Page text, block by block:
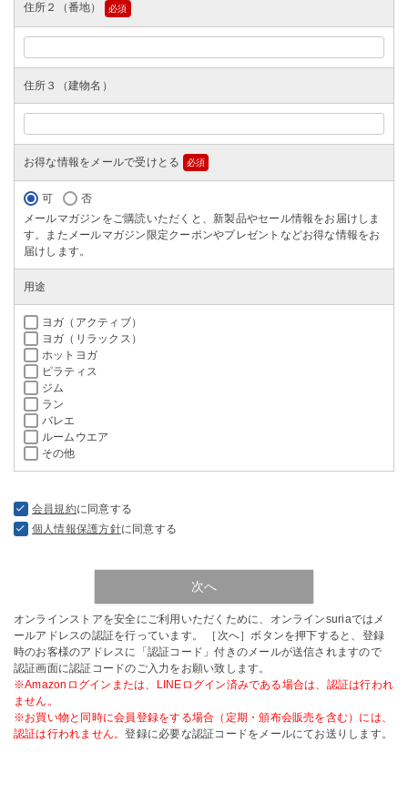
住所２（番地）
須)
住所３（建物名）
お得な情報をメールで受けとる
(必
可
否
メールマガジンをご購読いただくと、新製品やセール情報をお届けしま
す。またメールマガジン限定クーポンやプレゼントなどお得な情報をお
届けします。
用途
ヨガ（アクティブ）
ヨガ（リラックス）
ホットヨガ
ピラティス
ジム
ラン
バレエ
ルームウエア
その他
会員規約に同意する
個人情報保護方針に同意する
次へ
オンラインストアを安全にご利用いただくために、オンラインsuriaではメ
ールアドレスの認証を行っています。 ［次へ］ボタンを押下すると、登録
時のお客様のアドレスに「認証コード」付きのメールが送信されますので
認証画面に認証コードのご入力をお願い致します。
※Amazonログインまたは、LINEログイン済みである場合は、認証は行われ
ません。
※お買い物と同時に会員登録をする場合（定期・頒布会販売を含む）には、
認証は行われません。登録に必要な認証コードをメールにてお送りします。